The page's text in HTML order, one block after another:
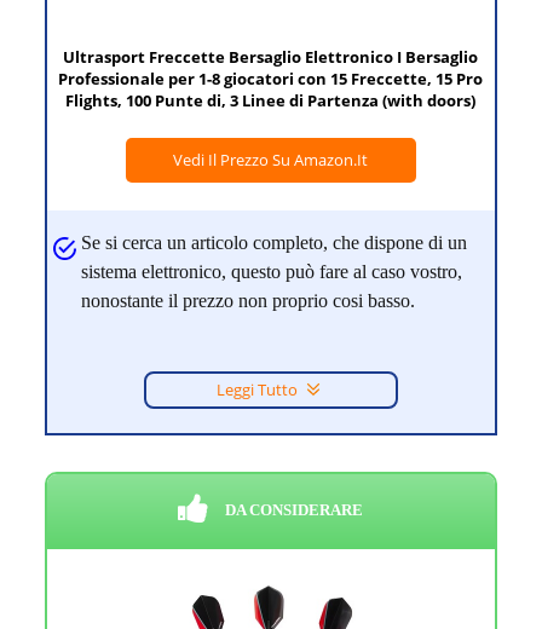
Ultrasport Freccette Bersaglio Elettronico I Bersaglio
Professionale per 1-8 giocatori con 15 Freccette, 15 Pro
Flights, 100 Punte di, 3 Linee di Partenza (with doors)
Vedi Il Prezzo Su Amazon.it
Se si cerca un articolo completo, che dispone di un
sistema elettronico, questo può fare al caso vostro,
nonostante il prezzo non proprio cosi basso.
Leggi Tutto
DA CONSIDERARE